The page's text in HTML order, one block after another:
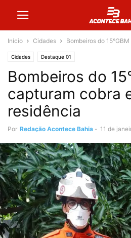
Início Cidades Bombeiros do
Cidades Destaque 01
Bombeiros do
capturam cobra
residência
Por Redação Acontece Bahia - 11 de